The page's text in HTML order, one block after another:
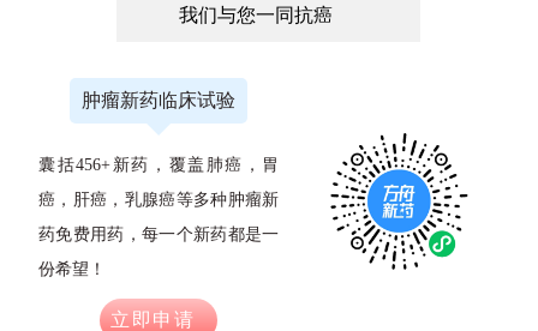
我们与您一同抗癌
肿瘤新药临床试验
囊括456+新药，覆盖肺癌，胃
癌，肝癌，乳腺癌等多种肿瘤新
药免费用药，每一个新药都是一
份希望！
立即申请